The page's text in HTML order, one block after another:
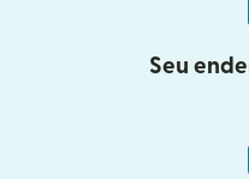
Seu